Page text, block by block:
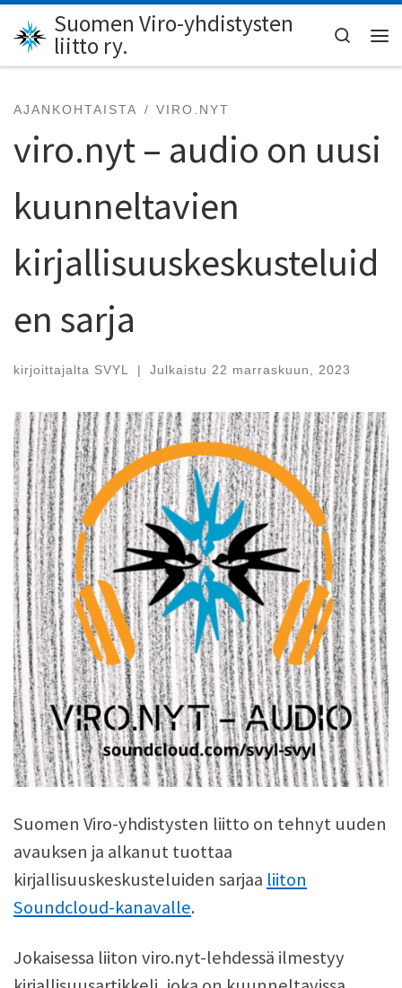
Skip to content
Suomen Viro-yhdistysten
liitto ry.
Search
AJANKOHTAISTA VIRO.NYT
viro.nyt – audio on uusi
kuunneltavien
kirjallisuuskeskusteluid
en sarja
kirjoittajalta SVYL | Julkaistu 22 marraskuun, 2023
Suomen Viro-yhdistysten liitto on tehnyt uuden
avauksen ja alkanut tuottaa
kirjallisuuskeskusteluiden sarjaa liiton
Soundcloud-kanavalle.
Jokaisessa liiton viro.nyt-lehdessä ilmestyy